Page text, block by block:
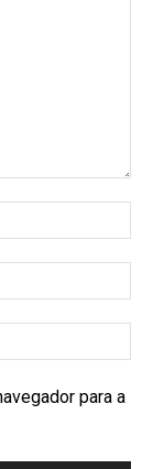
para a